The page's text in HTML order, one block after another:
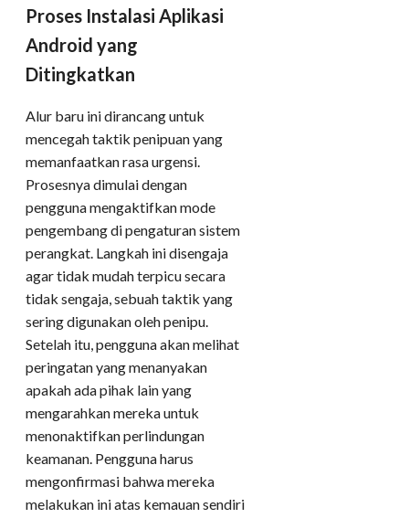
Proses Instalasi Aplikasi
Android yang
Ditingkatkan
Alur baru ini dirancang untuk
mencegah taktik penipuan yang
memanfaatkan rasa urgensi.
Prosesnya dimulai dengan
pengguna mengaktifkan mode
pengembang di pengaturan sistem
perangkat. Langkah ini disengaja
agar tidak mudah terpicu secara
tidak sengaja, sebuah taktik yang
sering digunakan oleh penipu.
Setelah itu, pengguna akan melihat
peringatan yang menanyakan
apakah ada pihak lain yang
mengarahkan mereka untuk
menonaktifkan perlindungan
keamanan. Pengguna harus
mengonfirmasi bahwa mereka
melakukan ini atas kemauan sendiri